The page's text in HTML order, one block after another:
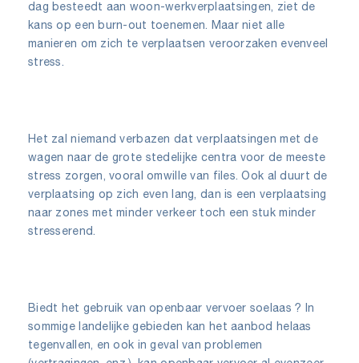
dag besteedt aan woon-werkverplaatsingen, ziet de
kans op een burn-out toenemen. Maar niet alle
manieren om zich te verplaatsen veroorzaken evenveel
stress.
Het zal niemand verbazen dat verplaatsingen met de
wagen naar de grote stedelijke centra voor de meeste
stress zorgen, vooral omwille van files. Ook al duurt de
verplaatsing op zich even lang, dan is een verplaatsing
naar zones met minder verkeer toch een stuk minder
stresserend.
Biedt het gebruik van openbaar vervoer soelaas ? In
sommige landelijke gebieden kan het aanbod helaas
tegenvallen, en ook in geval van problemen